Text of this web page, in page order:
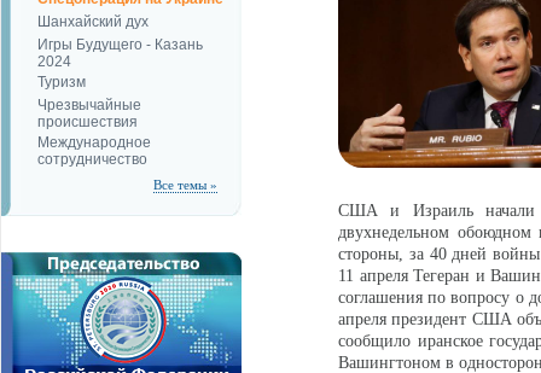
Шанхайский дух
Игры Будущего - Казань
2024
Туризм
Чрезвычайные
происшествия
Международное
сотрудничество
Все темы »
США и Израиль начали
двухнедельном
стороны, за 40 дней войны
11 апреля Тегеран и
соглашения по вопросу о
апреля президент США
сообщило иранское
Вашингтоном в